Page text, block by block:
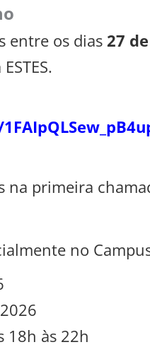
entre os dias 27
na primeira
no
18h às 22h